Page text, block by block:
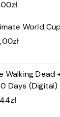
zł
World
zł
Walking Dead
Days (Digital)
zł